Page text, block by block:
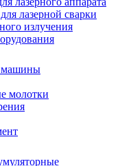
лазерной сварки
излучения
машины
молотки